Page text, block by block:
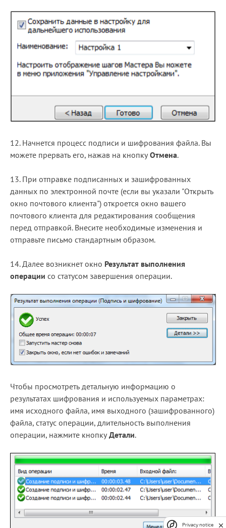
12. Начнется процесс подписи и шифрования файла. Вы
можете прервать его, нажав на кнопкуОтмена.
13. При отправке подписанных и зашифрованных
данных по электронной почте (если вы указали "Открыть
окно почтового клиента") откроется окно вашего
почтового клиента для редактирования сообщения
перед отправкой. Внесите необходимые изменения и
отправьте письмо стандартным образом.
14. Далее возникнет окно Результат выполнения
операции со статусом завершения операции.
Чтобы просмотреть детальную информацию о
результатах шифрования и используемых параметрах:
имя исходного файла, имя выходного (зашифрованного)
файла, статус операции, длительность выполнения
операции, нажмите кнопкуДетали.
Privacy notice